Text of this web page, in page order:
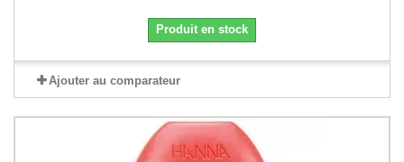
Produit en stock
Ajouter au comparateur